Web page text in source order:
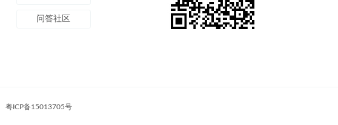
问答社区
粤ICP备15013705号